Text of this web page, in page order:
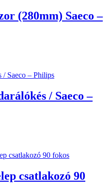
(280mm) Saeco –
/ Saeco –
csatlakozó 90